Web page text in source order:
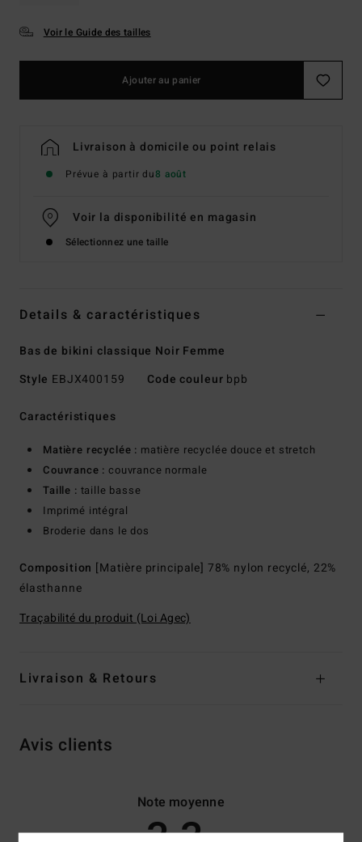
Voir le Guide des tailles
Ajouter au panier
Livraison à domicile ou point relais
Prévue à partir du8 août
Voir la disponibilité en magasin
Sélectionnez une taille
Details & caractéristiques
Bas de bikini classique Noir Femme
Style EBJX400159 Code couleur bpb
Caractéristiques
Matière recyclée : matière recyclée douce et stretch
Couvrance : couvrance normale
Taille : taille basse
Imprimé intégral
Broderie dans le dos
Composition [Matière principale] 78% nylon recyclé, 22%
élasthanne
Traçabilité du produit (Loi Agec)
Livraison & Retours
Avis clients
Note moyenne